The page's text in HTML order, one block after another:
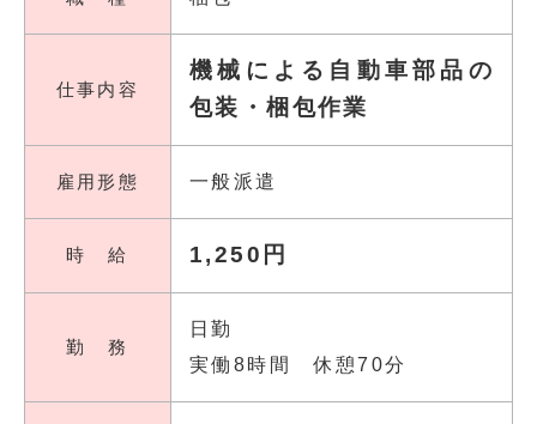
仕事内容
機械による自動車部品の
包装・梱包作業
雇用形態 一般派遣
時 給 1,250円
勤 務
日勤
実働8時間 休憩70分